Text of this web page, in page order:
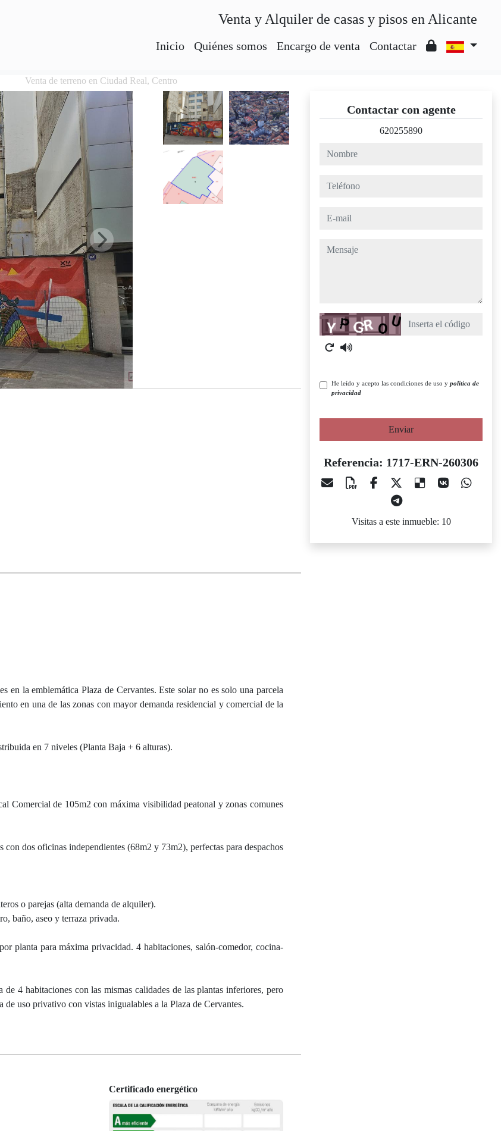
Venta y Alquiler de casas y pisos en Alicante
Inicio Quiénes somos Encargo de venta Contactar
Venta de terreno en Ciudad Real, Centro
en la emblemática Plaza de Cervantes. Este solar no es solo una parcela
en una de las zonas con mayor demanda residencial y comercial de la
en 7 niveles (Planta Baja + 6 alturas).
Comercial de 105m2 con máxima visibilidad peatonal y zonas comunes
dos oficinas independientes (68m2 y 73m2), perfectas para despachos
o parejas (alta demanda de alquiler).
baño, aseo y terraza privada.
planta para máxima privacidad. 4 habitaciones, salón-comedor, cocina-
4 habitaciones con las mismas calidades de las plantas inferiores, pero
uso privativo con vistas inigualables a la Plaza de Cervantes.
Certificado energético
Contactar con agente
620255890
nombre
teléfono
e-mail
mensaje
Captcha
He leído y acepto las condiciones de uso y política de
privacidad
Enviar
Referencia: 1717-ERN-260306
Visitas a este inmueble: 10